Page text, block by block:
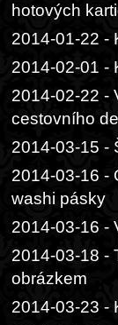
hotových
2014-01-22 -
2014-02-01 -
2014-02-22 -
cestovního
2014-03-15 -
2014-03-16 -
washi pásky
2014-03-16 -
2014-03-18 -
obrázkem
2014-03-23 -